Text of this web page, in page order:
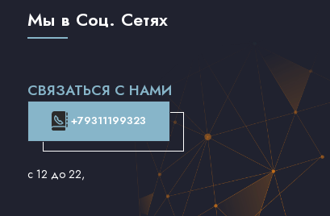
Мы в Соц. Сетях
СВЯЗАТЬСЯ С НАМИ
+79311199323
с 12 до 22,